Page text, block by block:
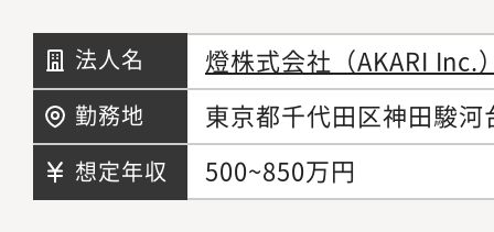
法人名 燈株式会社（AKARI Inc.
勤務地 東京都千代田区神田駿
想定年収 500~850万円